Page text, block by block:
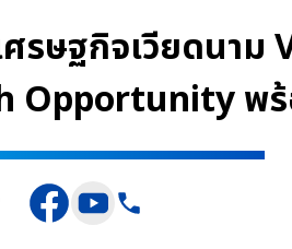
เศรษฐกิจเวียดน
Opportunity พร้